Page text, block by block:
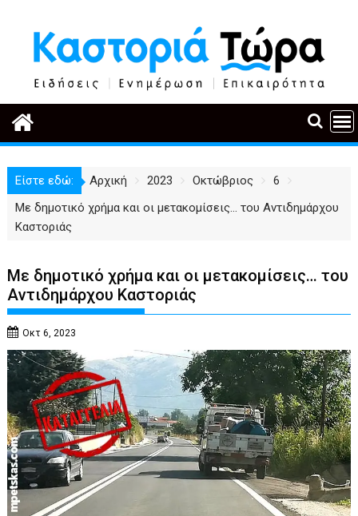
περιεχόμενο
Είστε εδώ: Αρχική 2023 Οκτώβριος
6
Με δημοτικό χρήμα και οι μετακομίσεις… του Αντιδημάρχου
Καστοριάς
Με δημοτικό χρήμα και οι μετακομίσεις… του
Αντιδημάρχου Καστοριάς
Οκτ 6, 2023